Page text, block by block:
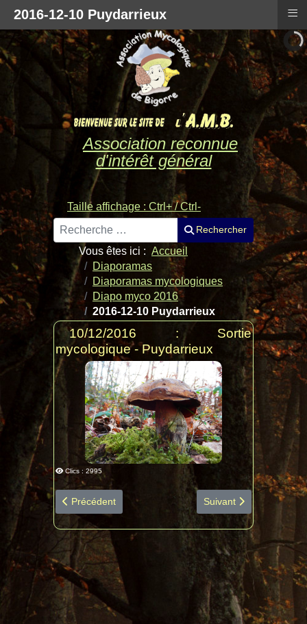
Association reconnue
d'intérêt général
Taille affichage : Ctrl+ / Ctrl-
Rechercher
Rechercher
Vous êtes ici : Accueil
Diaporamas
Diaporamas mycologiques
Diapo myco 2016
2016-12-10 Puydarrieux
10/12/2016 : Sortie
mycologique - Puydarrieux
Clics : 2995
Article précédent : 2017-03-12 Laslades diapo espèces
Précédent Article suivant : 2016-
Suivant
2016-12-10 Puydarrieux ≡